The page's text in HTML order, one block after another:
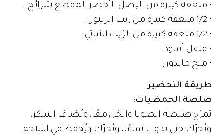
• ملعقة كبيرة من البصل الأخضر المقطع شرائح.
• 1/2 ملعقة كبيرة من زيت الزيتون.
• 1/2 ملعقة كبيرة من الزيت النباتي.
• فلفل أسود.
• ملح مالدون.
طريقة التحضير
صلصة الحمضيات:
تمزج صلصة الصويا والخل معًا، ويُضاف السكر،
ويُحرّك حتى يذوب تمامًا، ويُحرّك ويُحفظ في الثلاجة.